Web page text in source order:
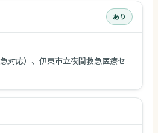
あり
対応）、伊東市立夜間救急医療セ